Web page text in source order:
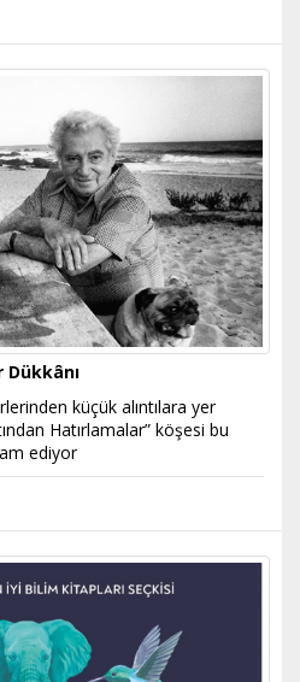
Dükkânı
küçük alıntılara yer
Hatırlamalar” köşesi bu
ediyor